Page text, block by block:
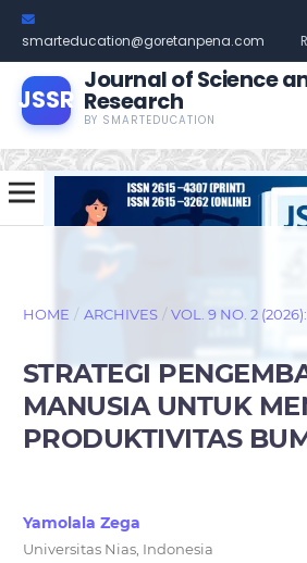
smarteducation@goretanpena.com
JSSR
Journal of Science
Research
BY SMARTEDUCATION
HOME / ARCHIVES / VOL. 9 NO. 2
STRATEGI
MANUSIA UNTUK
PRODUKTIVITAS
Yamolala Zega
Universitas Nias, Indonesia